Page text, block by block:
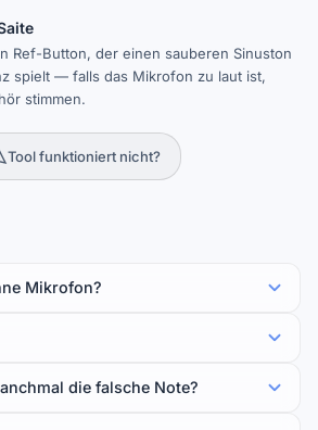
Ref-Button, der einen sauberen Sinuston
spielt — falls das Mikrofon zu laut ist,
stimmen.
Tool funktioniert nicht?
Mikrofon?
die falsche Note?